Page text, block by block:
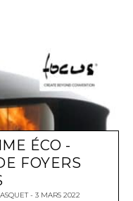
ÉCO -
FOYERS
3 MARS 2022